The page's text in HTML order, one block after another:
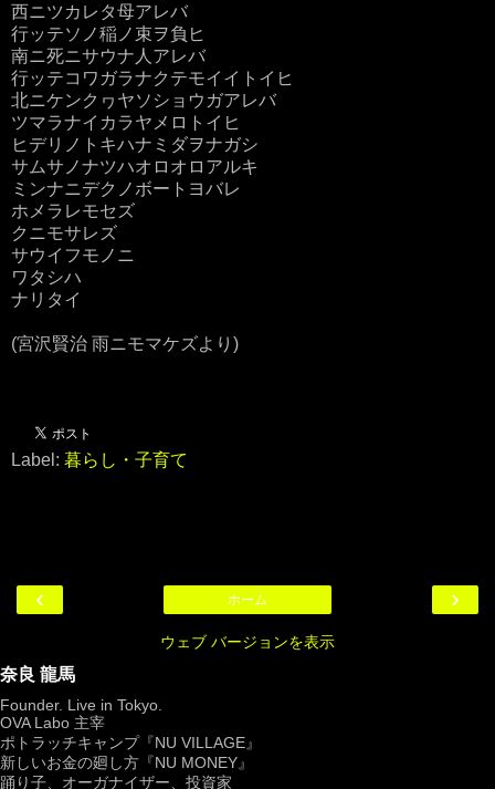
西ニツカレタ母アレバ
行ッテソノ稲ノ束ヲ負ヒ
南ニ死ニサウナ人アレバ
行ッテコワガラナクテモイイトイヒ
北ニケンクヮヤソショウガアレバ
ツマラナイカラヤメロトイヒ
ヒデリノトキハナミダヲナガシ
サムサノナツハオロオロアルキ
ミンナニデクノボートヨバレ
ホメラレモセズ
クニモサレズ
サウイフモノニ
ワタシハ
ナリタイ
(宮沢賢治 雨ニモマケズより)
Label: 暮らし・子育て
‹ ›
ホーム
ウェブ バージョンを表示
奈良 龍馬
Founder. Live in Tokyo.
OVA Labo 主宰
ポトラッチキャンプ『NU VILLAGE』
新しいお金の廻し方『NU MONEY』
踊り子、オーガナイザー、投資家